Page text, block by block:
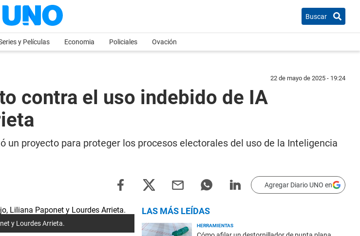
Buscar
y Películas Economia Policiales Ovación
22 de mayo de 2025 - 19:24
contra el uso indebido de IA
proyecto para proteger los procesos electorales del uso de la Inteligencia
Agregar Diario UNO en
y Lourdes Arrieta.
LAS MÁS LEÍDAS
HERRAMIENTAS